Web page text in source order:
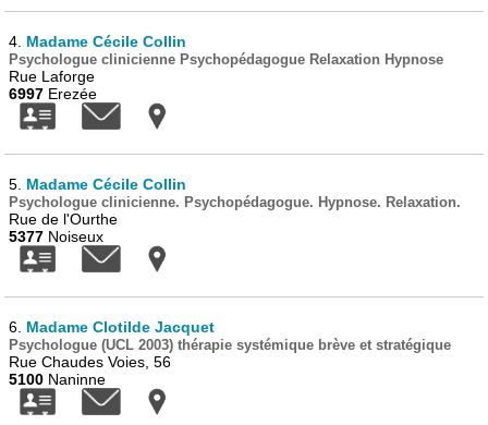
4. Madame Cécile Collin
Psychologue clinicienne Psychopédagogue Relaxation Hypnose
Rue Laforge
6997 Erezée
5. Madame Cécile Collin
Psychologue clinicienne. Psychopédagogue. Hypnose. Relaxation.
Rue de l'Ourthe
5377 Noiseux
6. Madame Clotilde Jacquet
Psychologue (UCL 2003) thérapie systémique brève et stratégique
Rue Chaudes Voies, 56
5100 Naninne